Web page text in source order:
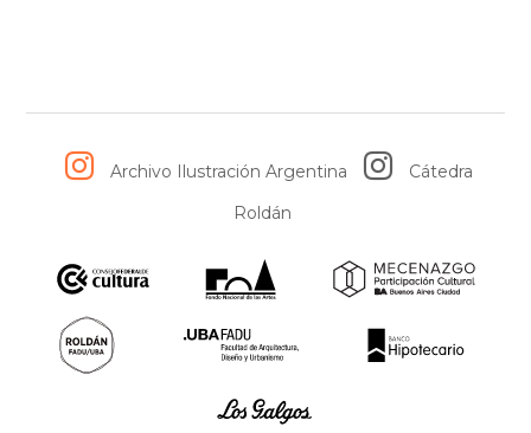
Archivo Ilustración Argentina
Cátedra
Roldán